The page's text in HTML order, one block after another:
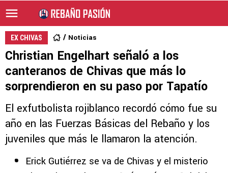
EX CHIVAS Noticias
Christian Engelhart señaló a los
canteranos de Chivas que más lo
sorprendieron en su paso por Tapatío
El exfutbolista rojiblanco recordó cómo fue su
año en las Fuerzas Básicas del Rebaño y los
juveniles que más le llamaron la atención.
Erick Gutiérrez se va de Chivas y el misterio